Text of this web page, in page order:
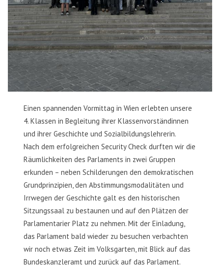
Einen spannenden Vormittag in Wien erlebten unsere
4. Klassen in Begleitung ihrer Klassenvorständinnen
und ihrer Geschichte und Sozialbildungslehrerin.
Nach dem erfolgreichen Security Check durften wir die
Räumlichkeiten des Parlaments in zwei Gruppen
erkunden – neben Schilderungen den demokratischen
Grundprinzipien, den Abstimmungsmodalitäten und
Irrwegen der Geschichte galt es den historischen
Sitzungssaal zu bestaunen und auf den Plätzen der
Parlamentarier Platz zu nehmen. Mit der Einladung,
das Parlament bald wieder zu besuchen verbachten
wir noch etwas Zeit im Volksgarten, mit Blick auf das
Bundeskanzleramt und zurück auf das Parlament.